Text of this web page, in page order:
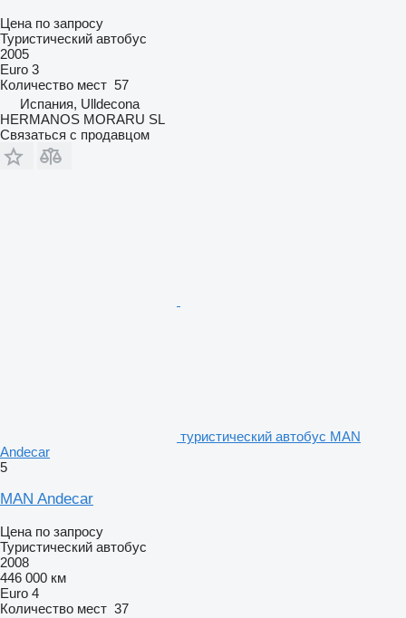
Цена по запросу
Туристический автобус
2005
Euro 3
Количество мест 57
Испания, Ulldecona
HERMANOS MORARU SL
Связаться с продавцом
туристический автобус MAN
Andecar
5
MAN Andecar
Цена по запросу
Туристический автобус
2008
446 000 км
Euro 4
Количество мест 37